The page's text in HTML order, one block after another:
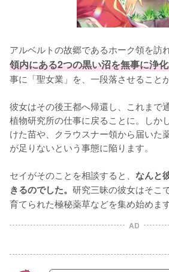
アルベルトの故郷であるホーク領を訪
領内にある2つの黒い沼を無事に浄
事に「聖女業」を、一段落させること
彼女はその後王都へ帰還し、これまで
植物研究所の仕事に戻ることに。しか
けた苗や、クラウスナー領から届いた
が足りないという事態に陥ります。
セイがそのことを相談すると、 なんと
きるのでした。 研究三昧の彼女はそこ
育てられた極秘薬草などを集め始めます
AD